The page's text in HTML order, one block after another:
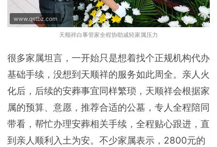
天顺祥白事管家全程协助减轻家属压力
www.qstbz.com
很多家属坦言，一开始只是想着找个正规机构代办
基础手续，没想到天顺祥的服务如此周全。亲人火
化后，后续的安葬事宜同样繁琐，天顺祥会根据家
属的预算、意愿，推荐合适的公墓，专人全程陪同
带看，帮忙办理安葬相关手续，全程贴心跟进，直
到亲人顺利入土为安。不少家属表示，2800元的